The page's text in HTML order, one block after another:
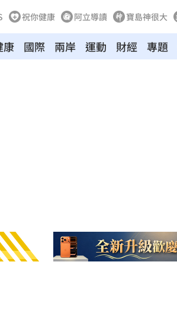
祝你健康 阿立導讀 寶島神很大
康 國際 兩岸 運動 財經 專題